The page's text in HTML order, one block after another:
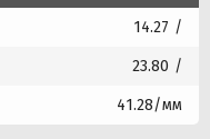
14.27 /
23.80 /
41.28/мм